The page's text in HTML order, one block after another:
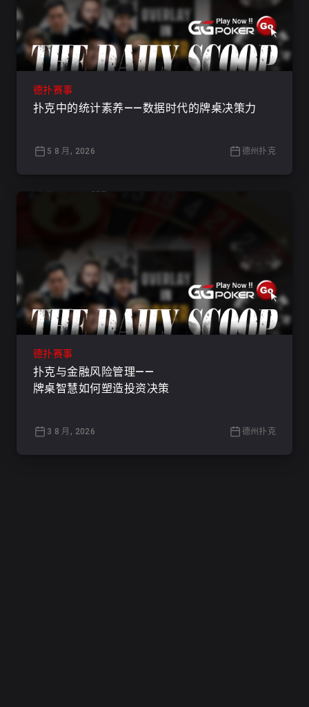
德扑赛事
扑克中的统计素养——数据时代的牌桌决策力
5 8 月, 2026 德州扑克
德扑赛事
扑克与金融风险管理——
牌桌智慧如何塑造投资决策
3 8 月, 2026 德州扑克